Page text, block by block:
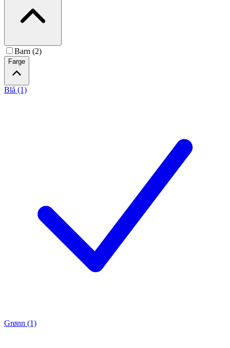
Barn (2)
Farge
Blå (1)
Grønn (1)